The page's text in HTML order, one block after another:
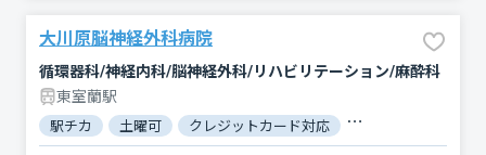
大川原脳神経外科病院
循環器科/神経内科/脳神経外科/リハビリテーション/麻酔科
東室蘭駅
駅チカ 土曜可 クレジットカード対応 電子マネー対応